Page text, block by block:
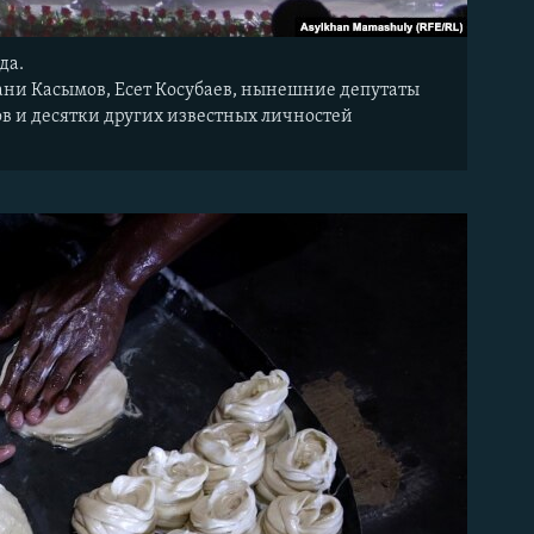
Касымов, Есет Косубаев, нынешние депутаты
десятки других известных личностей